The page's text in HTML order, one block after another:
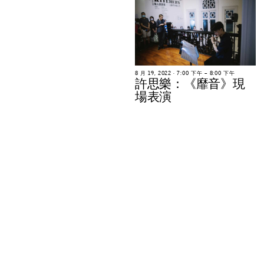
8 月 19, 2022 ∙ 7:00 下午 – 8:00 下午
許思樂 ： 《靡音》 現
場表演